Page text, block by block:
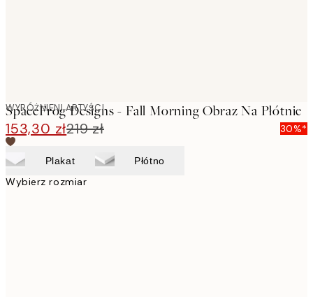
WYRÓŻNIENI ARTYŚCI
SpaceFrog Designs - Fall Morning Obraz Na Płótnie
153,30 zł219 zł 30%*
Plakat Płótno
Wybierz rozmiar